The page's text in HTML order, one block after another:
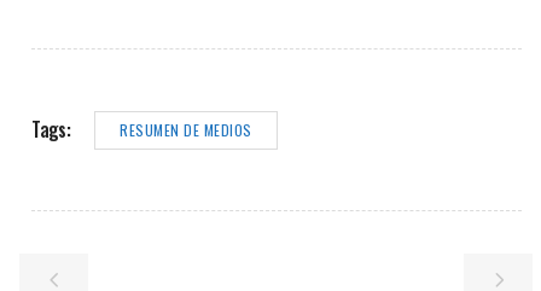
Tags: RESUMEN DE MEDIOS